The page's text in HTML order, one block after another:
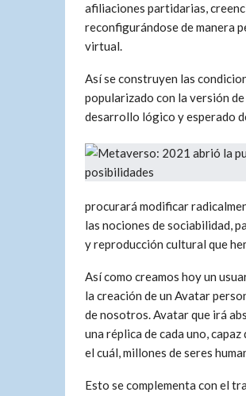
afiliaciones partidarias,
reconfigurándose de manera
virtual.
Así se construyen las
popularizado con la versión
desarrollo lógico y esperado
procurará modificar
las nociones de sociabilidad,
y reproducción cultural que
Así como creamos hoy un
la creación de un Avatar
de nosotros. Avatar que irá
una réplica de cada uno,
el cuál, millones de seres
Esto se complementa con el